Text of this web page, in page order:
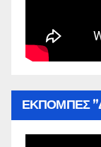
ΕΚΠΟΜΠΕΣ